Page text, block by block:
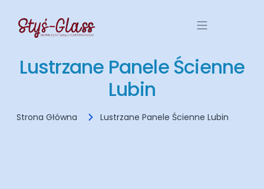
Lustrzane Panele Ścienne
Lubin
Strona Główna Lustrzane Panele Ścienne Lubin